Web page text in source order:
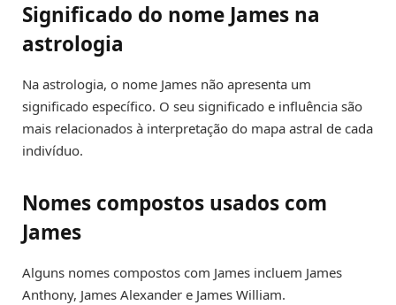
Significado do nome James na
astrologia
Na astrologia, o nome James não apresenta um
significado específico. O seu significado e influência são
mais relacionados à interpretação do mapa astral de cada
indivíduo.
Nomes compostos usados com
James
Alguns nomes compostos com James incluem James
Anthony, James Alexander e James William.